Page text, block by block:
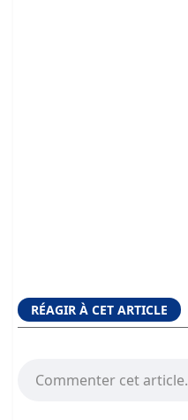
RÉAGIR À CET ARTICLE
Commenter cet article.